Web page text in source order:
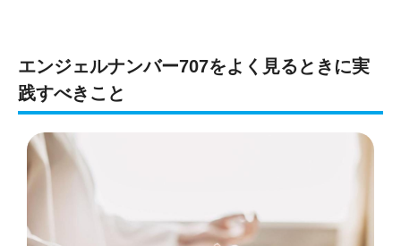
エンジェルナンバー707をよく見るときに実
践すべきこと